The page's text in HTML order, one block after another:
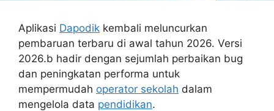
Aplikasi Dapodik kembali meluncurkan
pembaruan terbaru di awal tahun 2026. Versi
2026.b hadir dengan sejumlah perbaikan bug
dan peningkatan performa untuk
mempermudah operator sekolah dalam
mengelola data pendidikan.